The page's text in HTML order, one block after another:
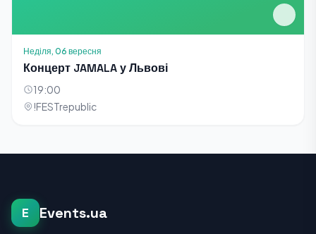
Неділя, 06 вересня
Концерт JAMALA у Львові
19:00
!FESTrepublic
E Events.ua